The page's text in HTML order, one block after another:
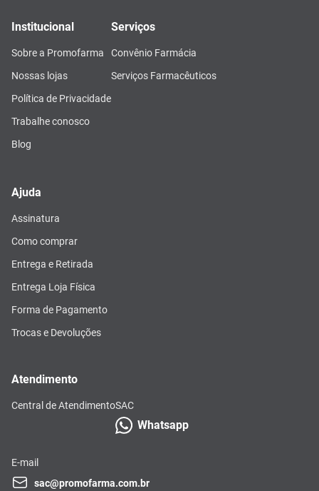
Institucional
Sobre a Promofarma
Nossas lojas
Política de Privacidade
Trabalhe conosco
Blog
Serviços
Convênio Farmácia
Serviços Farmacêuticos
Ajuda
Assinatura
Como comprar
Entrega e Retirada
Entrega Loja Física
Forma de Pagamento
Trocas e Devoluções
Atendimento
Central de AtendimentoSAC
Whatsapp
E-mail
sac@promofarma.com.br